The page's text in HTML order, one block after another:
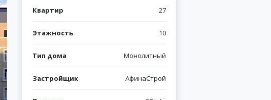
Квартир 27
Этажность 10
Тип дома Монолитный
Застройщик АфинаСтрой